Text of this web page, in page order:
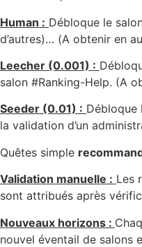
Human : Débloque le
d’autres)… (A obtenir en
Leecher (0.001) :
salon #Ranking-Help. (A
Seeder (0.01) : Débloque
la validation d’un
Quêtes simple
Validation manuelle : Les
sont attribués après
Nouveaux horizons :
nouvel éventail de salons